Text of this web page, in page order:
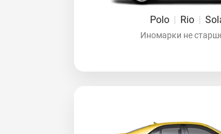
Polo | Rio |
Иномарки не